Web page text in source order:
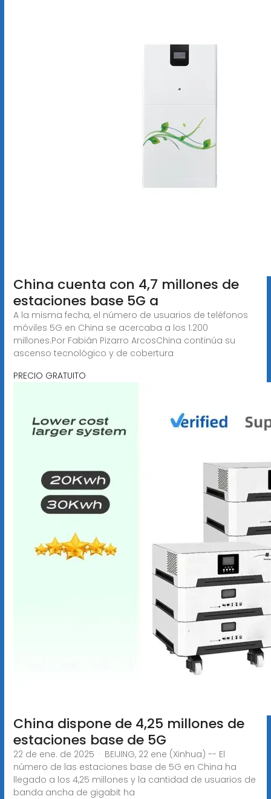
China cuenta con 4,7 millones de
estaciones base 5G a
A la misma fecha, el número de usuarios de teléfonos
móviles 5G en China se acercaba a los 1.200
millones.Por Fabián Pizarro ArcosChina continúa su
ascenso tecnológico y de cobertura
PRECIO GRATUITO
China dispone de 4,25 millones de
estaciones base de 5G
22 de ene. de 2025 · BEIJING, 22 ene (Xinhua) -- El
número de las estaciones base de 5G en China ha
llegado a los 4,25 millones y la cantidad de usuarios de
banda ancha de gigabit ha